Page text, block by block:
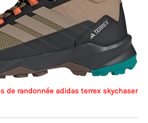
de randonnée adidas terrex skychaser